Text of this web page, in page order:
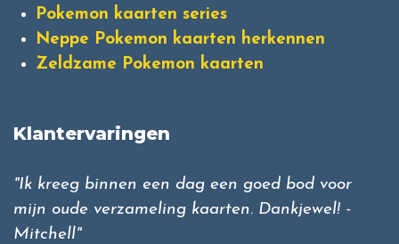
Pokemon kaarten series
Neppe Pokemon kaarten herkennen
Zeldzame Pokemon kaarten
Klantervaringen
"Ik kreeg binnen een dag een goed bod voor
mijn oude verzameling kaarten. Dankjewel! -
Mitchell"